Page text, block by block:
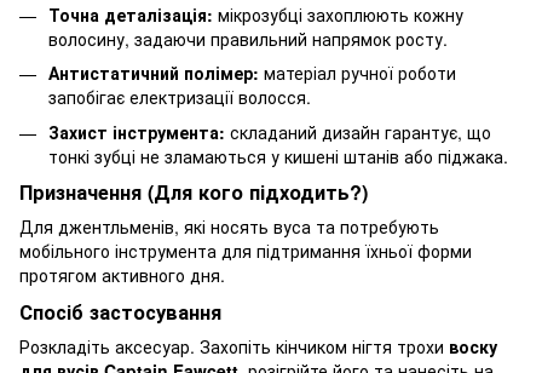
Точна деталізація: мікрозубці захоплюють кожну
волосину, задаючи правильний напрямок росту.
Антистатичний полімер: матеріал ручної роботи
запобігає електризації волосся.
Захист інструмента: складаний дизайн гарантує, що
тонкі зубці не зламаються у кишені штанів або піджака.
Призначення (Для кого підходить?)
Для джентльменів, які носять вуса та потребують
мобільного інструмента для підтримання їхньої форми
протягом активного дня.
Спосіб застосування
Розкладіть аксесуар. Захопіть кінчиком нігтя трохи воску